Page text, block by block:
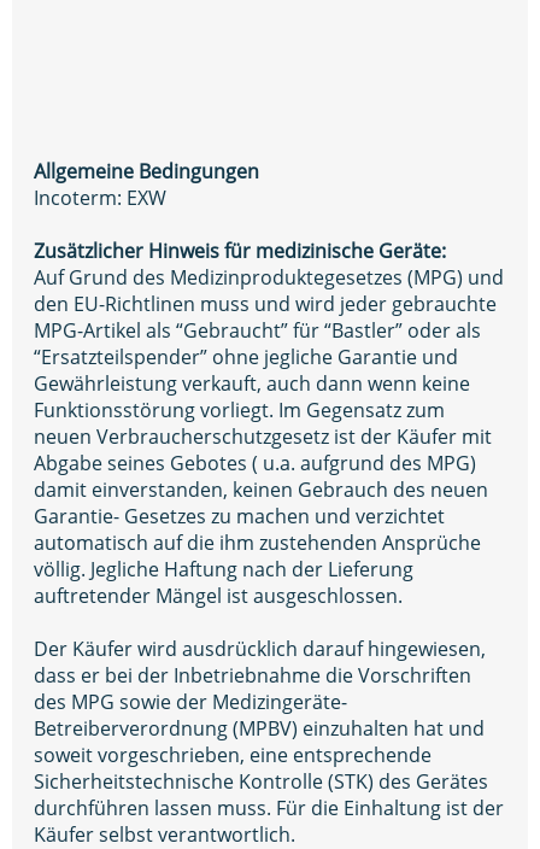
Allgemeine Bedingungen
Incoterm: EXW
Zusätzlicher Hinweis für medizinische Geräte:
Auf Grund des Medizinproduktegesetzes (MPG) und
den EU-Richtlinen muss und wird jeder gebrauchte
MPG-Artikel als “Gebraucht” für “Bastler” oder als
“Ersatzteilspender” ohne jegliche Garantie und
Gewährleistung verkauft, auch dann wenn keine
Funktionsstörung vorliegt. Im Gegensatz zum
neuen Verbraucherschutzgesetz ist der Käufer mit
Abgabe seines Gebotes ( u.a. aufgrund des MPG)
damit einverstanden, keinen Gebrauch des neuen
Garantie- Gesetzes zu machen und verzichtet
automatisch auf die ihm zustehenden Ansprüche
völlig. Jegliche Haftung nach der Lieferung
auftretender Mängel ist ausgeschlossen.
Der Käufer wird ausdrücklich darauf hingewiesen,
dass er bei der Inbetriebnahme die Vorschriften
des MPG sowie der Medizingeräte-
Betreiberverordnung (MPBV) einzuhalten hat und
soweit vorgeschrieben, eine entsprechende
Sicherheitstechnische Kontrolle (STK) des Gerätes
durchführen lassen muss. Für die Einhaltung ist der
Käufer selbst verantwortlich.